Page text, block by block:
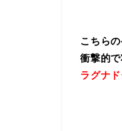
こちら
衝撃的
ラグナ